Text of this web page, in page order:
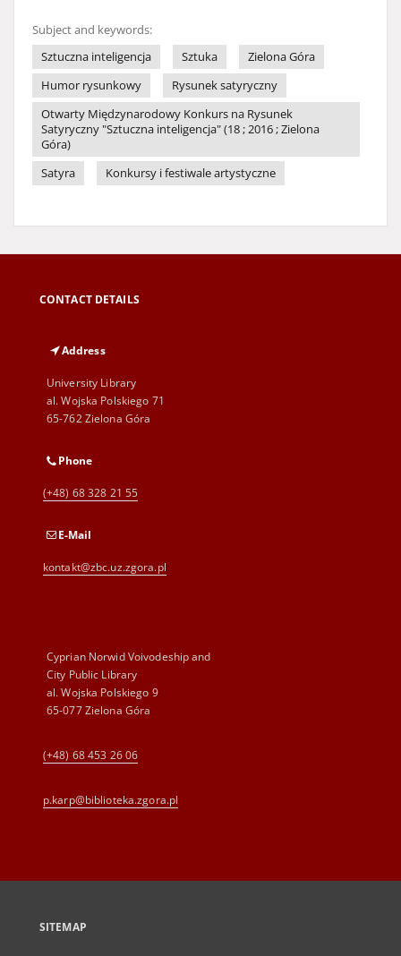
Subject and keywords:
Sztuczna inteligencja
Sztuka
Zielona Góra
Humor rysunkowy
Rysunek satyryczny
Otwarty Międzynarodowy Konkurs na Rysunek
Satyryczny "Sztuczna inteligencja" (18 ; 2016 ; Zielona
Góra)
Satyra
Konkursy i festiwale artystyczne
CONTACT DETAILS
Address
University Library
al. Wojska Polskiego 71
65-762 Zielona Góra
Phone
(+48) 68 328 21 55
E-Mail
kontakt@zbc.uz.zgora.pl
Cyprian Norwid Voivodeship and
City Public Library
al. Wojska Polskiego 9
65-077 Zielona Góra
(+48) 68 453 26 06
p.karp@biblioteka.zgora.pl
SITEMAP